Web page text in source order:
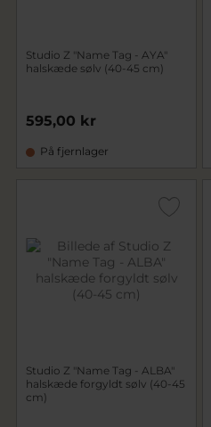
Studio Z "Name Tag - AYA"
halskæde sølv (40-45 cm)
595,00 kr
På fjernlager
Studio Z "Name Tag - ALBA"
halskæde forgyldt sølv (40-45
cm)